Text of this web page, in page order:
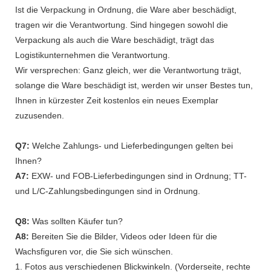
Ist die Verpackung in Ordnung, die Ware aber beschädigt,
tragen wir die Verantwortung. Sind hingegen sowohl die
Verpackung als auch die Ware beschädigt, trägt das
Logistikunternehmen die Verantwortung.
Wir versprechen: Ganz gleich, wer die Verantwortung trägt,
solange die Ware beschädigt ist, werden wir unser Bestes tun,
Ihnen in kürzester Zeit kostenlos ein neues Exemplar
zuzusenden.
Q7: Welche Zahlungs- und Lieferbedingungen gelten bei
Ihnen?
A7: EXW- und FOB-Lieferbedingungen sind in Ordnung; TT-
und L/C-Zahlungsbedingungen sind in Ordnung.
Q8: Was sollten Käufer tun?
A8: Bereiten Sie die Bilder, Videos oder Ideen für die
Wachsfiguren vor, die Sie sich wünschen.
1. Fotos aus verschiedenen Blickwinkeln. (Vorderseite, rechte